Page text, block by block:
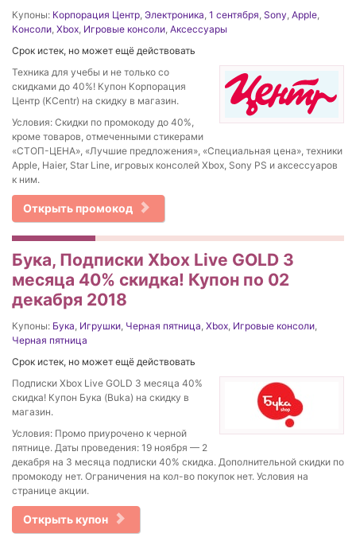
Купоны: Корпорация Центр, Электроника, 1 сентября, Sony, Apple,
Консоли, Xbox, Игровые консоли, Аксессуары
Срок истек, но может ещё действовать
Техника для учебы и не только со
скидками до 40%! Купон Корпорация
Центр (KCentr) на скидку в магазин.
Условия: Скидки по промокоду до 40%,
кроме товаров, отмеченными стикерами
«СТОП-ЦЕНА», «Лучшие предложения», «Специальная цена», техники
Apple, Haier, Star Line, игровых консолей Xbox, Sony PS и аксессуаров
к ним.
Открыть промокод
Бука, Подписки Xbox Live GOLD 3
месяца 40% скидка! Купон по 02
декабря 2018
Купоны: Бука, Игрушки, Черная пятница, Xbox, Игровые консоли,
Черная пятница
Срок истек, но может ещё действовать
Подписки Xbox Live GOLD 3 месяца 40%
скидка! Купон Бука (Buka) на скидку в
магазин.
Условия: Промо приурочено к черной
пятнице. Даты проведения: 19 ноября — 2
декабря на 3 месяца подписки 40% скидка. Дополнительной скидки по
промокоду нет. Ограничения на кол-во покупок нет. Условия на
странице акции.
Открыть купон